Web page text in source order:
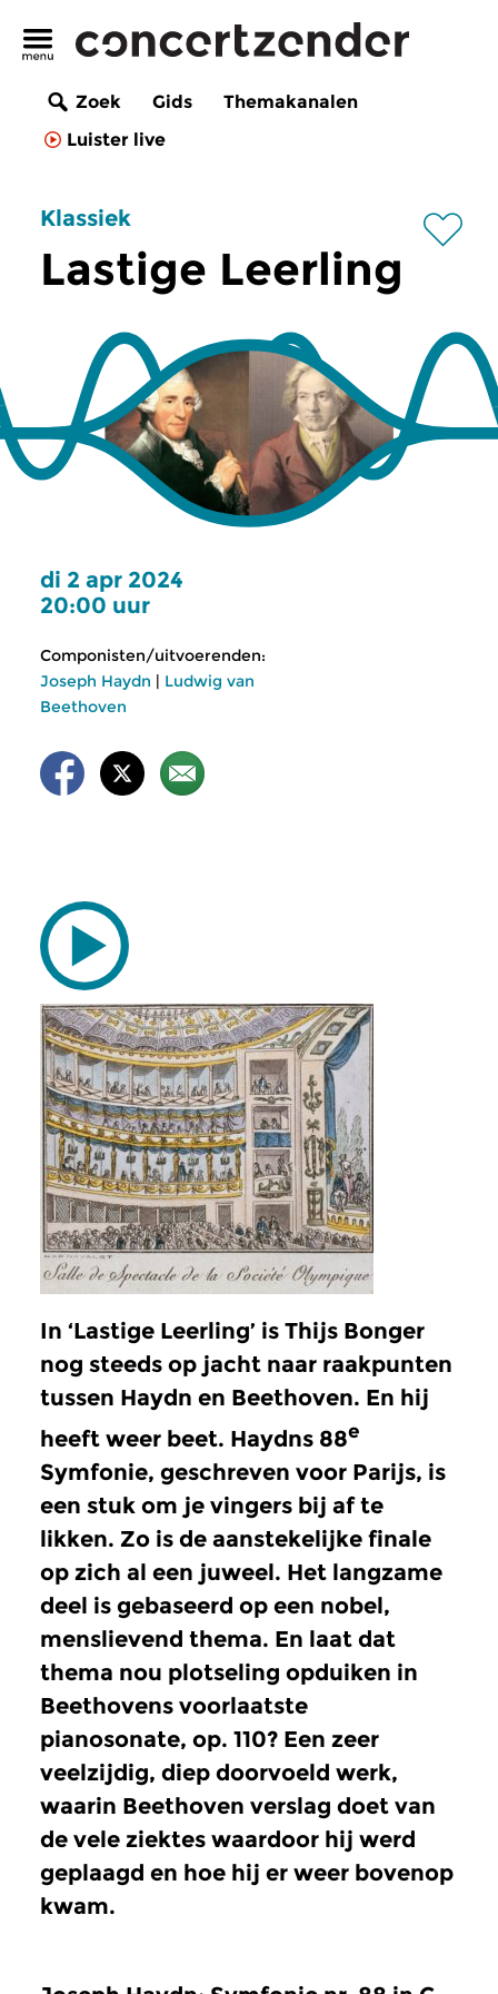
Zoek Gids
Themakanalen
Luister live
Klassiek
Lastige Leerling
di 2 apr 2024
20:00 uur
Componisten/uitvoerenden:
Joseph Haydn | Ludwig van
Beethoven
In ‘Lastige Leerling’ is Thijs Bonger
nog steeds op jacht naar raakpunten
tussen Haydn en Beethoven. En hij
heeft weer beet. Haydns 88e
Symfonie, geschreven voor Parijs, is
een stuk om je vingers bij af te
likken. Zo is de aanstekelijke finale
op zich al een juweel. Het langzame
deel is gebaseerd op een nobel,
menslievend thema. En laat dat
thema nou plotseling opduiken in
Beethovens voorlaatste
pianosonate, op. 110? Een zeer
veelzijdig, diep doorvoeld werk,
waarin Beethoven verslag doet van
de vele ziektes waardoor hij werd
geplaagd en hoe hij er weer bovenop
kwam.